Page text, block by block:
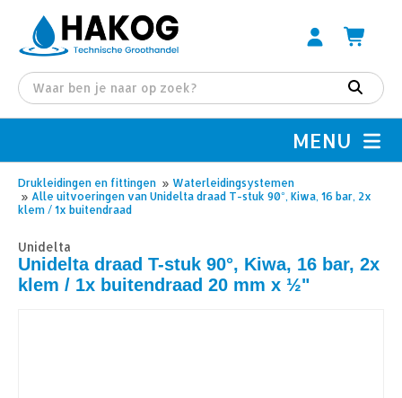
MENU
Drukleidingen en fittingen » Waterleidingsystemen
» Alle uitvoeringen van Unidelta draad T-stuk 90°, Kiwa, 16 bar, 2x
klem / 1x buitendraad
Unidelta
Unidelta draad T-stuk 90°, Kiwa, 16 bar, 2x
klem / 1x buitendraad 20 mm x ½"